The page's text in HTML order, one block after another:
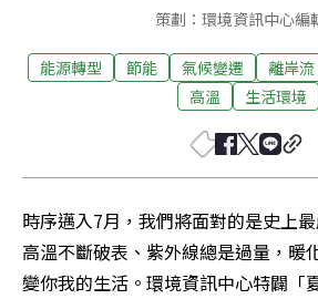
策劃：環境資訊中心編
能源轉型 節能 氣候變遷 離岸流
高溫
生活環境
時序邁入7月，我們將面對的是史上
高溫不斷破表、紫外線總是過量，暖
變你我的生活。環境資訊中心特闢「